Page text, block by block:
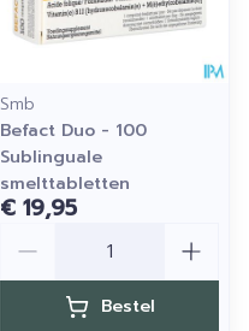
Smb
Befact Duo - 100
Sublinguale
smelttabletten
€ 19,95
Bestel